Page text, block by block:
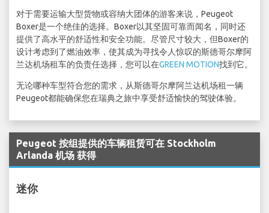
对于需要运输大型货物或容纳大团体的游客来说，Peugeot
Boxer是一个绝佳的选择。Boxer以其坚固可靠而闻名，同时还
提供了高水平的舒适性和安全功能。尽管尺寸较大，但Boxer的
设计考虑到了燃油效率，使其成为寻找令人惊叹的斯德哥尔摩阿
兰达机场租车的负责任选择，您可以在GREEN MOTION找到它。
无论哪种车型符合您的需求，从斯德哥尔摩阿兰达机场租一辆
Peugeot都能确保您在瑞典之旅中享受舒适愉快的驾驶体验。
Peugeot 按组提供的车辆租赁可在 Stockholm
Arlanda 机场 获得
迷你